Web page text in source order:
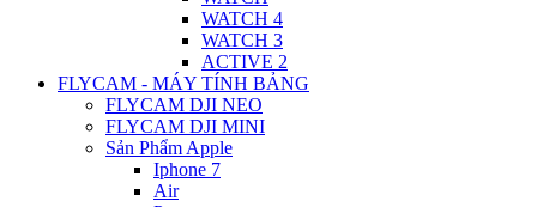
WATCH 4
WATCH 3
ACTIVE 2
FLYCAM - MÁY TÍNH BẢNG
FLYCAM DJI NEO
FLYCAM DJI MINI
Sản Phẩm Apple
Iphone 7
Air